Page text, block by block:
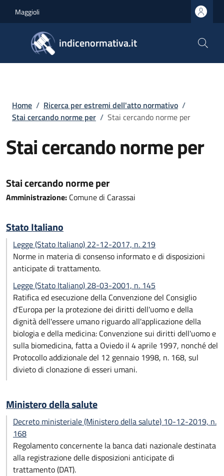
Maggioli
indicenormativa.it
Briciole di pane
Home / Ricerca per estremi dell'atto normativo /
Stai cercando norme per / Stai cercando norme per
Stai cercando norme per
Stai cercando norme per
Amministrazione: Comune di Carassai
Stato Italiano
Legge (Stato Italiano) 22-12-2017, n. 219
Norme in materia di consenso informato e di disposizioni
anticipate di trattamento.
Legge (Stato Italiano) 28-03-2001, n. 145
Ratifica ed esecuzione della Convenzione del Consiglio
d'Europa per la protezione dei diritti dell'uomo e della
dignità dell'essere umano riguardo all'applicazione della
biologia e della medicina: Convenzione sui diritti dell'uomo e
sulla biomedicina, fatta a Oviedo il 4 aprile 1997, nonché del
Protocollo addizionale del 12 gennaio 1998, n. 168, sul
divieto di clonazione di esseri umani.
Ministero della salute
Decreto ministeriale (Ministero della salute) 10-12-2019, n.
168
Regolamento concernente la banca dati nazionale destinata
alla registrazione delle disposizioni anticipate di
trattamento (DAT).